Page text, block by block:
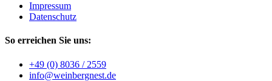
Impressum
Datenschutz
So erreichen Sie uns:
+49 (0) 8036 / 2559
info@weinbergnest.de